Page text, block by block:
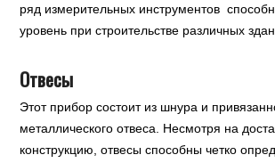
ряд измерительных инструментов
уровень при строительстве различных
Отвесы
Этот прибор состоит из шнура и
металлического отвеса. Несмотря на
конструкцию, отвесы способны четко